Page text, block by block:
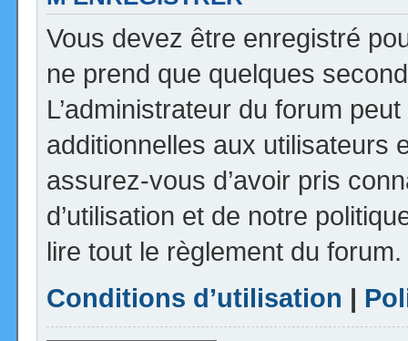
Vous devez être enregistré
ne prend que quelques
L’administrateur du forum
additionnelles aux utilisateurs
assurez-vous d’avoir pris
d’utilisation et de notre
lire tout le règlement du forum.
Conditions d’utilisation |